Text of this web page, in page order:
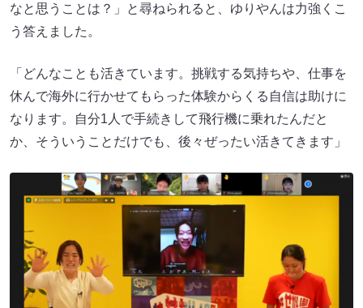
なと思うことは？」と尋ねられると、ゆりやんは力強くこ
う答えました。
「どんなことも活きています。挑戦する気持ちや、仕事を
休んで海外に行かせてもらった体験からくる自信は助けに
なります。自分1人で手続きして飛行機に乗れたんだと
か、そういうことだけでも、後々ぜったい活きてきます」